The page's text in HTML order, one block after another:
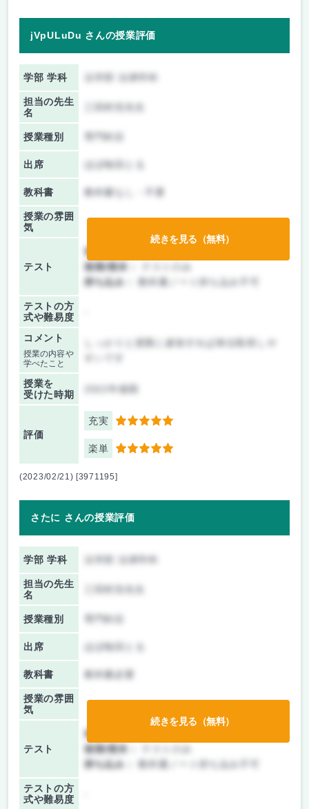
jVpULuDu さんの授業評価
学部 学科
担当の先生
名
授業種別
出席 ほぼ毎回とる
教科書 教科書なし・不要
授業の雰囲
気
テスト
前期/中間：
後期/期末：
持ち込み：
教科書ノート持ち込み不可
テストの方
式や難易度
コメント
授業の内容や
学べたこと
しっかりと授業に参加すれば単位取得しや
授業を
受けた時期
2022年後期
評価
充実 5
楽単 5
続きを見る（無料）
(2023/02/21) [3971195]
さたに さんの授業評価
学部 学科
担当の先生
名
授業種別
出席 ほぼ毎回とる
教科書 教科書必要
授業の雰囲
気
テスト
前期/中間：
後期/期末：
持ち込み：
教科書ノート持ち込み不可
テストの方
式や難易度
続きを見る（無料）